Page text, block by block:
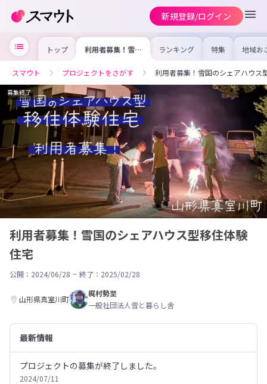
新規登録/ログイン
トップ 利用者募集！雪国
のシェアハウス型
ランキング 特集 地域お
の求
を集め
事内容
を比較
合った
けよう
スマウト プロジェクトをさがす 利用者募集！雪国のシェアハウス
募集終了
利用者募集！雪国のシェアハウス型移住体験
住宅
公開：2024/06/28 ~ 終了：2025/02/28
山形県真室川町
梶村勢至
一般社団法人雪と暮らし舎
最新情報
プロジェクトの募集が終了しました。
2024/07/11